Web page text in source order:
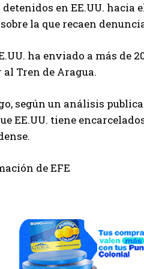
en EE.UU. hacia
la que recaen
ha enviado a más de
al Tren de Aragua.
según un análisis
EE.UU. tiene
de EFE